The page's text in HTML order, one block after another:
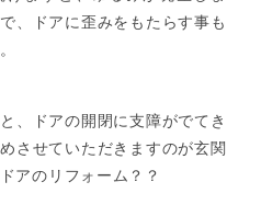
、ドアに歪みをもたらす事も
、ドアの開閉に支障がでてき
させていただきますのが玄関
アのリフォーム？？